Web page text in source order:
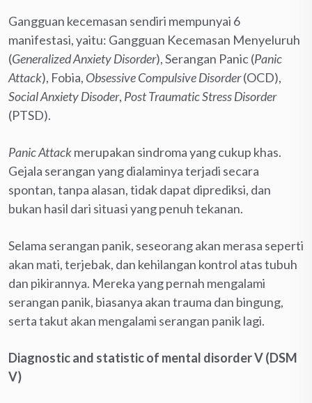
Gangguan kecemasan sendiri mempunyai 6
manifestasi, yaitu: Gangguan Kecemasan Menyeluruh
(Generalized Anxiety Disorder), Serangan Panic (Panic
Attack), Fobia, Obsessive Compulsive Disorder(OCD),
Social Anxiety Disoder, Post Traumatic Stress Disorder
(PTSD).
Panic Attackmerupakan sindroma yang cukup khas.
Gejala serangan yang dialaminya terjadi secara
spontan, tanpa alasan, tidak dapat diprediksi, dan
bukan hasil dari situasi yang penuh tekanan.
Selama serangan panik, seseorang akan merasa seperti
akan mati, terjebak, dan kehilangan kontrol atas tubuh
dan pikirannya. Mereka yang pernah mengalami
serangan panik, biasanya akan trauma dan bingung,
serta takut akan mengalami serangan panik lagi.
Diagnostic and statistic of mental disorderV (DSM
V)